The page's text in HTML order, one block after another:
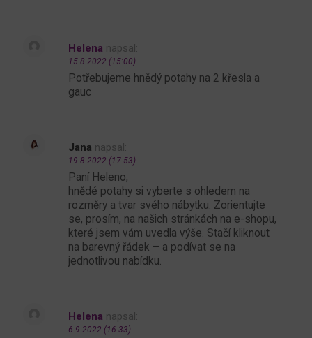
Helena napsal:
15.8.2022 (15:00)
Potřebujeme hnědý potahy na 2 křesla a
gauc
Jana napsal:
19.8.2022 (17:53)
Paní Heleno,
hnědé potahy si vyberte s ohledem na
rozměry a tvar svého nábytku. Zorientujte
se, prosím, na našich stránkách na e-shopu,
které jsem vám uvedla výše. Stačí kliknout
na barevný řádek – a podívat se na
jednotlivou nabídku.
Helena napsal:
6.9.2022 (16:33)